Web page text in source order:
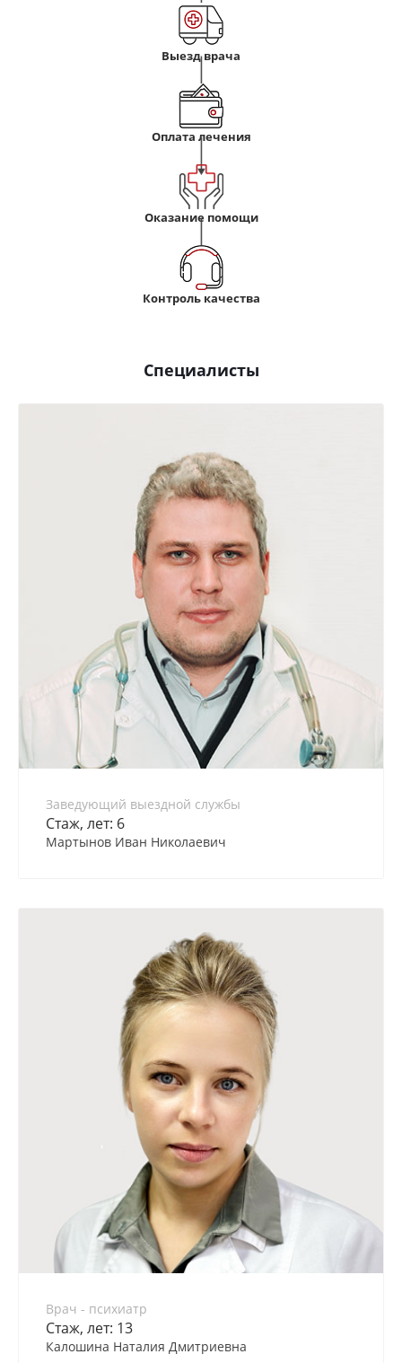
Выезд врача
Оплата лечения
Оказание помощи
Контроль качества
Специалисты
Заведующий выездной службы
Стаж, лет: 6
Мартынов Иван Николаевич
Врач - психиатр
Стаж, лет: 13
Калошина Наталия Дмитриевна